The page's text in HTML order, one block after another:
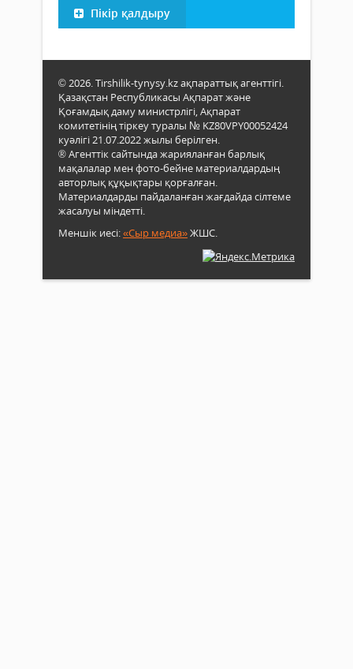
Пікір қалдыру
© 2026. Tirshilik-tynysy.kz ақпараттық агенттігі.
Қазақстан Республикасы Ақпарат және
Қоғамдық даму министрлігі, Ақпарат
комитетінің тіркеу туралы № KZ80VPY00052424
куәлігі 21.07.2022 жылы берілген.
® Агенттік сайтында жарияланған барлық
мақалалар мен фото-бейне материалдардың
авторлық құқықтары қорғалған.
Материалдарды пайдаланған жағдайда сілтеме
жасалуы міндетті.
Меншік иесі:«Сыр медиа»ЖШС.